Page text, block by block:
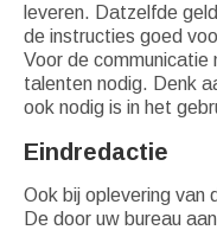
leveren. Datzelfde
de instructies goed
Voor de communicatie
talenten nodig. Denk
ook nodig is in het
Eindredactie
Ook bij oplevering van
De door uw bureau